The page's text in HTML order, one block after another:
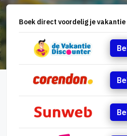
Boek direct voordelig je vakantie